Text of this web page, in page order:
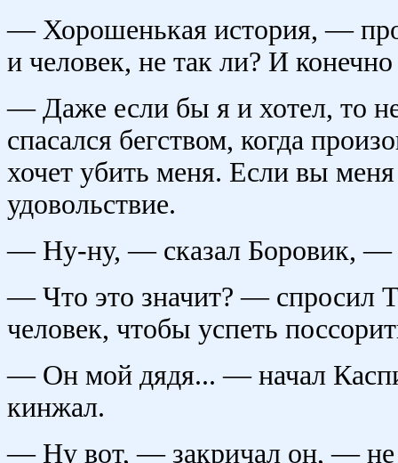
— Хорошенькая история, —
и человек, не так ли? И
— Даже если бы я и хотел, то
спасался бегством, когда
хочет убить меня. Если вы
удовольствие.
— Ну-ну, — сказал Боровик, —
— Что это значит? — спросил
человек, чтобы успеть
— Он мой дядя... — начал
кинжал.
— Ну вот, — закричал он, — не